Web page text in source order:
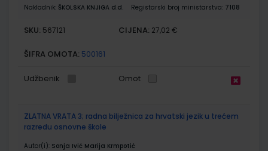
Nakladnik: ŠKOLSKA KNJIGA d.d. Registarski broj ministarstva: 7108
SKU: 567121 CIJENA: 27,02 €
ŠIFRA OMOTA: 500161
Udžbenik Omot
ZLATNA VRATA 3; radna bilježnica za hrvatski jezik u trećem
razredu osnovne škole
Autor(i): Sonja Ivić Marija Krmpotić